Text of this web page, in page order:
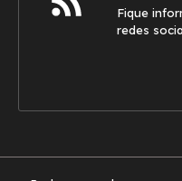
Fique
redes